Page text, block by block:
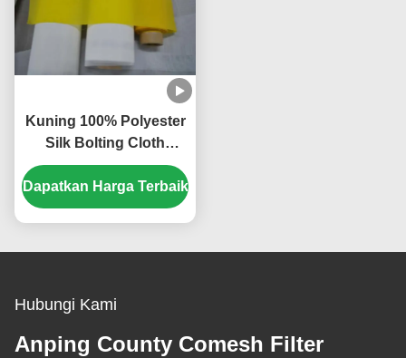
Kuning 100% Polyester
Silk Bolting Cloth
Weave Polos Dengan
Lebar 1,15-3,6m
Dapatkan Harga Terbaik
Hubungi Kami
Anping County Comesh Filter